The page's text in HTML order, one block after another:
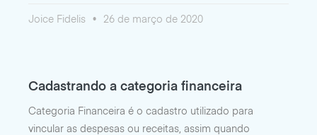
Joice Fidelis 26 de março de 2020
Cadastrando a categoria financeira
Categoria Financeira é o cadastro utilizado para
vincular as despesas ou receitas, assim quando